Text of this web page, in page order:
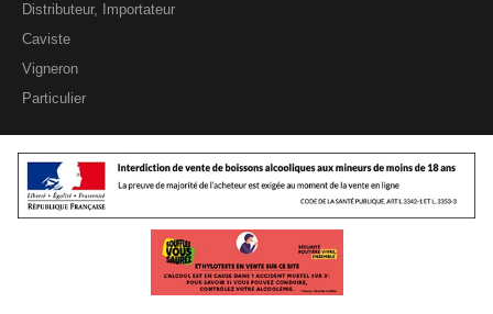
Distributeur, Importateur
Caviste
Vigneron
Particulier